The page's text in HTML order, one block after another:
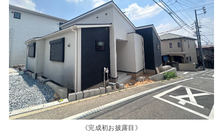
《完成初お披露目》